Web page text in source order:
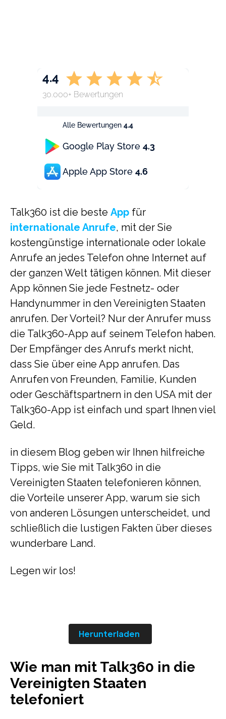
Alle Bewertungen 4.4
Google Play Store 4.3
Apple App Store 4.6
4.4
30.000+ Bewertungen
Talk360 ist die beste App für
internationale Anrufe, mit der Sie
kostengünstige internationale oder lokale
Anrufe an jedes Telefon ohne Internet auf
der ganzen Welt tätigen können. Mit dieser
App können Sie jede Festnetz- oder
Handynummer in den Vereinigten Staaten
anrufen. Der Vorteil? Nur der Anrufer muss
die Talk360-App auf seinem Telefon haben.
Der Empfänger des Anrufs merkt nicht,
dass Sie über eine App anrufen. Das
Anrufen von Freunden, Familie, Kunden
oder Geschäftspartnern in den USA mit der
Talk360-App ist einfach und spart Ihnen viel
Geld.
in diesem Blog geben wir Ihnen hilfreiche
Tipps, wie Sie mit Talk360 in die
Vereinigten Staaten telefonieren können,
die Vorteile unserer App, warum sie sich
von anderen Lösungen unterscheidet, und
schließlich die lustigen Fakten über dieses
wunderbare Land.
Legen wir los!
Herunterladen
Wie man mit Talk360 in die
Vereinigten Staaten
telefoniert